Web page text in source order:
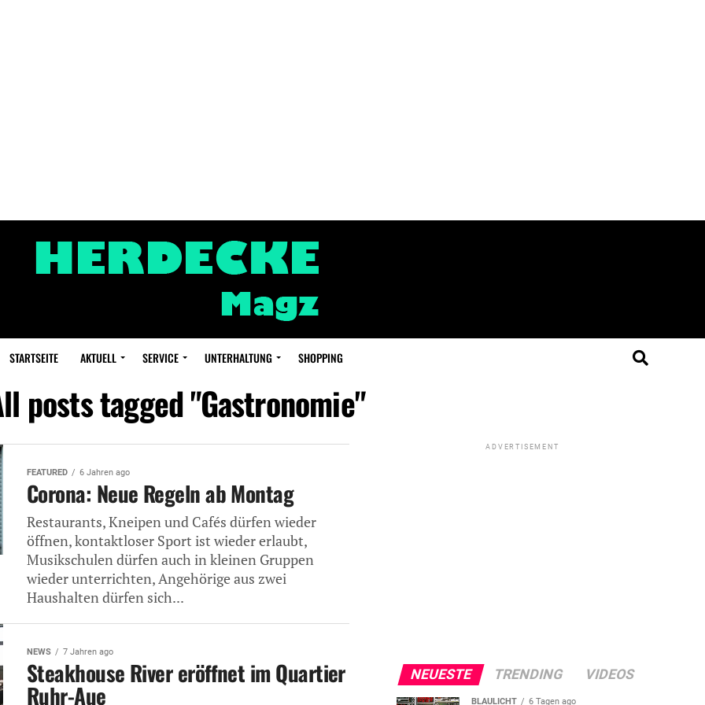
STARTSEITE AKTUELL SERVICE UNTERHALTUNG SHOPPING
posts tagged "Gastronomie"
FEATURED 6 Jahren ago
Corona: Neue Regeln ab Montag
Restaurants, Kneipen und Cafés dürfen wieder
öffnen, kontaktloser Sport ist wieder erlaubt,
Musikschulen dürfen auch in kleinen Gruppen
wieder unterrichten, Angehörige aus zwei
Haushalten dürfen sich...
NEWS 7 Jahren ago
Steakhouse River eröffnet im Quartier
Ruhr-Aue
ADVERTISEMENT
NEUESTE TRENDING VIDEOS
BLAULICHT 6 Tagen ago